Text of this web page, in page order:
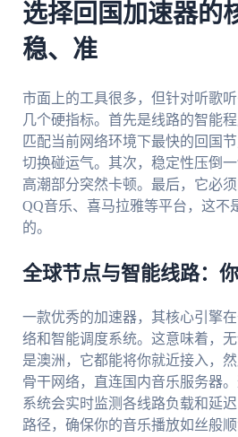
选择回国加速器的
稳、准
市面上的工具很多，但针对听歌
几个硬指标。首先是线路的智能
匹配当前网络环境下最快的回国
切换碰运气。其次，稳定性压倒
高潮部分突然卡顿。最后，它必须
QQ音乐、喜马拉雅等平台，这不
的。
全球节点与智能线路：
一款优秀的加速器，其核心引擎
络和智能调度系统。这意味着，
是澳洲，它都能将你就近接入，
骨干网络，直连国内音乐服务器。
系统会实时监测各线路负载和延
路径，确保你的音乐播放如丝般